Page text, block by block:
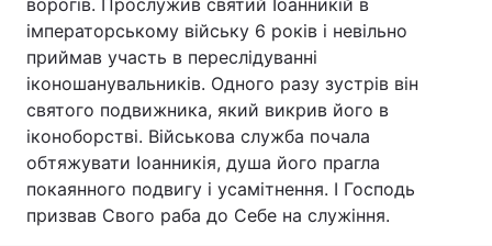
Тема оформлення
ворогів. Прослужив святий Іоанникій в
імператорському війську 6 років і невільно
приймав участь в переслідуванні
іконошанувальників. Одного разу зустрів він
святого подвижника, який викрив його в
іконоборстві. Військова служба почала
обтяжувати Іоанникія, душа його прагла
покаянного подвигу і усамітнення. І Господь
призвав Свого раба до Себе на служіння.